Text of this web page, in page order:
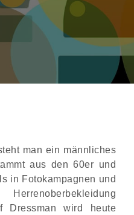
man ein männliches
aus den 60er und
in Fotokampagnen und
Dressman wird heute